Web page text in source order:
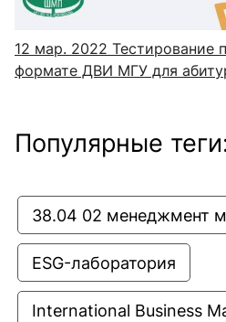
12 мар. 2022 Тестирование
формате ДВИ МГУ для
Популярные
38.04 02 менеджмент
ESG-лаборатория
International Business